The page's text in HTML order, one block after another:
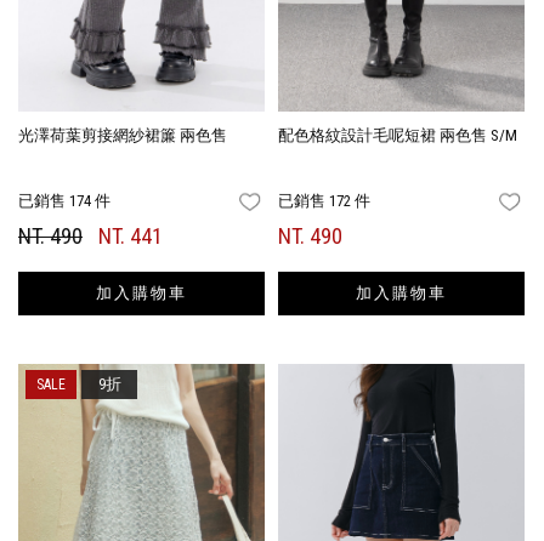
光澤荷葉剪接網紗裙簾 兩色售
已銷售 174 件 FAVORITES
NT. 490 NT. 441
加入購物車
配色格紋設計毛呢短裙 兩色售 S/M
已銷售 172 件
NT. 490
加入購物車
9折